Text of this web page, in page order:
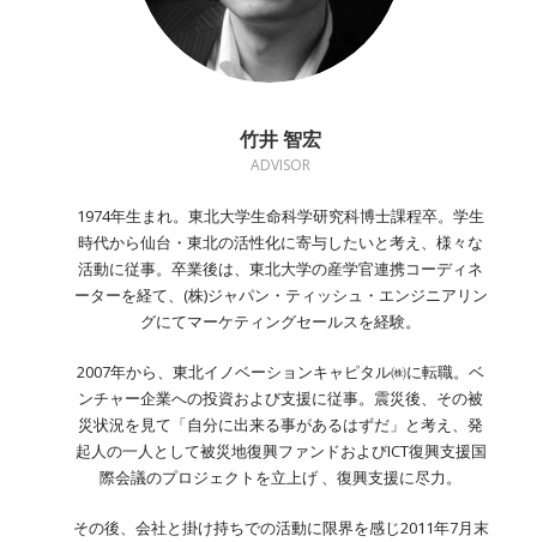
竹井 智宏
ADVISOR
1974年生まれ。東北大学生命科学研究科博士課程卒。学生
時代から仙台・東北の活性化に寄与したいと考え、様々な
活動に従事。卒業後は、東北大学の産学官連携コーディネ
ーターを経て、(株)ジャパン・ティッシュ・エンジニアリン
グにてマーケティングセールスを経験。
2007年から、東北イノベーションキャピタル㈱に転職。ベ
ンチャー企業への投資および支援に従事。震災後、その被
災状況を見て「自分に出来る事があるはずだ」と考え、発
起人の一人として被災地復興ファンドおよびICT復興支援国
際会議のプロジェクトを立上げ 、復興支援に尽力。
その後、会社と掛け持ちでの活動に限界を感じ2011年7月末